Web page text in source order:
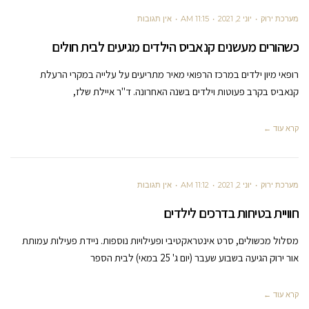
מערכת ירוק יוני 2, 2021 11:15 AM אין תגובות
כשהורים מעשנים קנאביס הילדים מגיעים לבית חולים
רופאי מיון ילדים במרכז הרפואי מאיר מתריעים על עלייה במקרי הרעלת
קנאביס בקרב פעוטות וילדים בשנה האחרונה. ד"ר איילת שלז,
קרא עוד ←
מערכת ירוק יוני 2, 2021 11:12 AM אין תגובות
חוויית בטיחות בדרכים לילדים
מסלול מכשולים, סרט אינטראקטיבי ופעילויות נוספות. ניידת פעילות עמותת
אור ירוק הגיעה בשבוע שעבר (יום ג' 25 במאי) לבית הספר
קרא עוד ←